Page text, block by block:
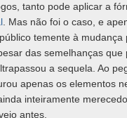
tanto pode aplicar a
. Mas não foi o caso, e
temente à
das semelhanças que
a sequela. Ao
apenas os elementos
inteiramente
antes.